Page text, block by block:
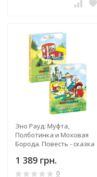
Эно Рауд: Муфта,
Полботинка и Моховая
Борода. Повесть - сказка
1 389 грн.
0